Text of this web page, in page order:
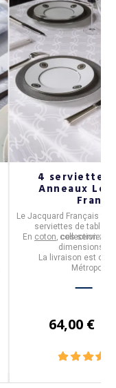
4 serviettes
Anneaux Le
Le Jacquard Français
serviettes de table,
collection
En coton, ces
dimensions
La livraison est
64,00 €